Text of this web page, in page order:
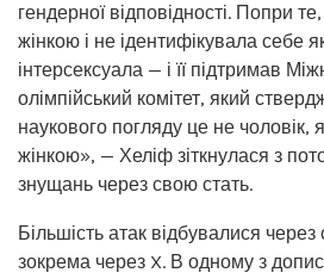
гендерної відповідності. Попри
жінкою і не ідентифікувала себе
інтерсексуала — і її підтримав
олімпійський комітет, який
наукового погляду це не чоловік,
жінкою», — Хеліф зіткнулася з
знущань через свою стать.
Більшість атак відбувалися через
зокрема через X. В одному з